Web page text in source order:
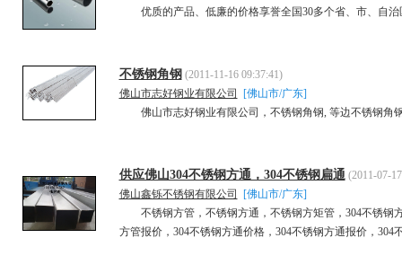
优质的产品、低廉的价格享誉全国30多个省、市、自治
不锈钢角钢 (2011-11-16 09:37:41)
佛山市志好钢业有限公司
[佛山市/广东]
佛山市志好钢业有限公司，不锈钢角钢, 等边不锈钢角
供应佛山304不锈钢方通，304不锈钢扁通 (2011-07-
佛山鑫铄不锈钢有限公司
[佛山市/广东]
不锈钢方管，不锈钢方通，不锈钢方矩管，304不锈钢
方管报价，304不锈钢方通价格，304不锈钢方通报价，304